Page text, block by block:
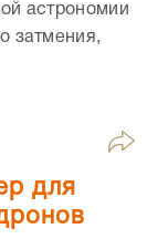
астрономии
затмения,
для